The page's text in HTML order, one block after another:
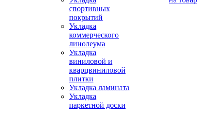
спортивных
покрытий
Укладка
коммерческого
линолеума
Укладка
виниловой и
кварцвиниловой
плитки
Укладка ламината
Укладка
паркетной доски